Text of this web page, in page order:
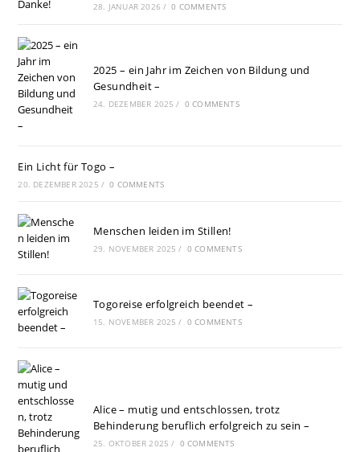
28. JANUAR 2026 / 0 COMMENTS
2025 – ein Jahr im Zeichen von Bildung und
Gesundheit –
24. DEZEMBER 2025 / 0 COMMENTS
Ein Licht für Togo –
20. DEZEMBER 2025 / 0 COMMENTS
Menschen leiden im Stillen!
29. NOVEMBER 2025 / 0 COMMENTS
Togoreise erfolgreich beendet –
15. NOVEMBER 2025 / 0 COMMENTS
Alice – mutig und entschlossen, trotz
Behinderung beruflich erfolgreich zu sein –
25. OKTOBER 2025 / 0 COMMENTS